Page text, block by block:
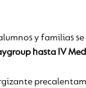
y familias
hasta IV